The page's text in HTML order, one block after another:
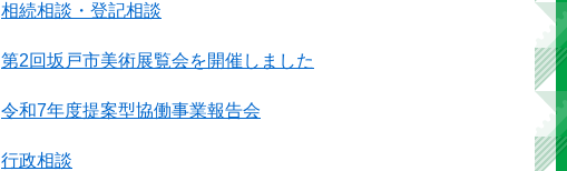
相続相談・登記相談
第2回坂戸市美術展覧会を開催しました
令和7年度提案型協働事業報告会
行政相談